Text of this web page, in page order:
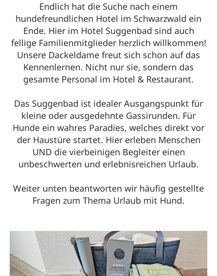
Endlich hat die Suche nach einem
hundefreundlichen Hotel im Schwarzwald ein
Ende. Hier im Hotel Suggenbad sind auch
fellige Familienmitglieder herzlich willkommen!
Unsere Dackeldame freut sich schon auf das
Kennenlernen. Nicht nur sie, sondern das
gesamte Personal im Hotel & Restaurant.
Das Suggenbad ist idealer Ausgangspunkt für
kleine oder ausgedehnte Gassirunden. Für
Hunde ein wahres Paradies, welches direkt vor
der Haustüre startet. Hier erleben Menschen
UND die vierbeinigen Begleiter einen
unbeschwerten und erlebnisreichen Urlaub.
Weiter unten beantworten wir häufig gestellte
Fragen zum Thema Urlaub mit Hund.